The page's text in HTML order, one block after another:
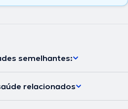
semelhantes:
relacionados